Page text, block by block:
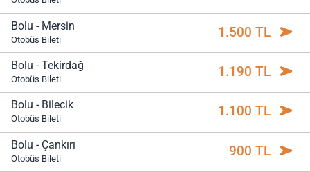
Bolu - Mersin
Otobüs Bileti 1.500 TL
Bolu - Tekirdağ
Otobüs Bileti 1.190 TL
Bolu - Bilecik
Otobüs Bileti 1.100 TL
Bolu - Çankırı
Otobüs Bileti 900 TL